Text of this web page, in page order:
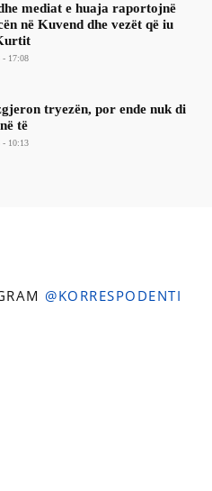
mediat e huaja raportojnë
në Kuvend dhe vezët që iu
- 17:08
tryezën, por ende nuk di
të
- 10:13
@KORRESPODENTI